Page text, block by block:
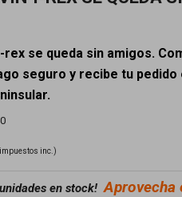
se queda sin amigos.
seguro y recibe tu pedido
inc.)
en stock!Aprovecha